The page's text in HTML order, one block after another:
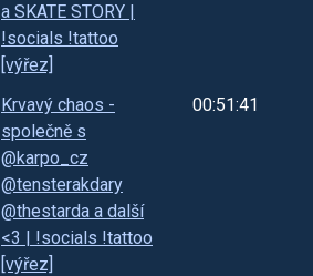
a SKATE STORY |
!socials !tattoo
[výřez]
Krvavý chaos -
společně s
@karpo_cz
@tensterakdary
@thestarda a další
<3 | !socials !tattoo
[výřez]
00:51:41